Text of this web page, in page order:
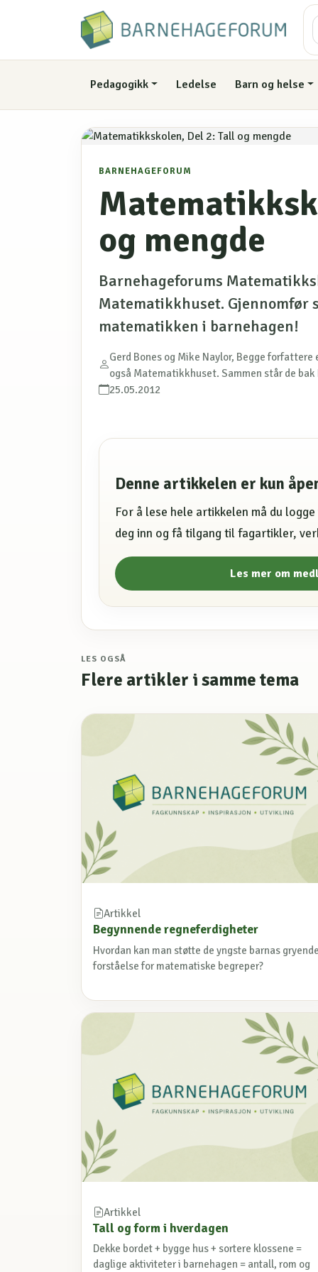
Pedagogikk Ledelse Barn og helse
BARNEHAGEFORUM
og mengde
Barnehageforums
Matematikkhuset. Gjennomfør
matematikken i barnehagen!
Gerd Bones og Mike Naylor, Begge
også Matematikkhuset. Sammen står de
25.05.2012
Denne artikkelen er kun
For å lese hele artikkelen må du
deg inn og få tilgang til fagartikler,
Les mer om
LES OGSÅ
Flere artikler i samme tema
Artikkel
Begynnende regneferdigheter
Hvordan kan man støtte de yngste barnas gryende
forståelse for matematiske begreper?
Artikkel
Tall og form i hverdagen
Dekke bordet + bygge hus + sortere klossene =
daglige aktiviteter i barnehagen = antall, rom og